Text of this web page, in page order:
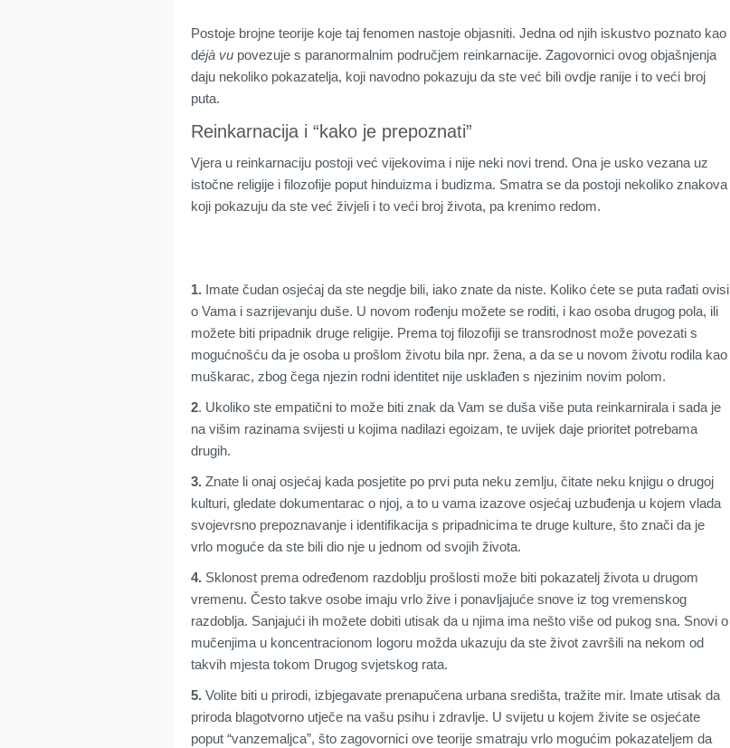
Postoje brojne teorije koje taj fenomen nastoje objasniti. Jedna od njih iskustvo poznato kao
déjà vu povezuje s paranormalnim područjem reinkarnacije. Zagovornici ovog objašnjenja
daju nekoliko pokazatelja, koji navodno pokazuju da ste već bili ovdje ranije i to veći broj
puta.
Reinkarnacija i “kako je prepoznati”
Vjera u reinkarnaciju postoji već vijekovima i nije neki novi trend. Ona je usko vezana uz
istočne religije i filozofije poput hinduizma i budizma. Smatra se da postoji nekoliko znakova
koji pokazuju da ste već živjeli i to veći broj života, pa krenimo redom.
1. Imate čudan osjećaj da ste negdje bili, iako znate da niste. Koliko ćete se puta rađati ovisi
o Vama i sazrijevanju duše. U novom rođenju možete se roditi, i kao osoba drugog pola, ili
možete biti pripadnik druge religije. Prema toj filozofiji se transrodnost može povezati s
mogućnošću da je osoba u prošlom životu bila npr. žena, a da se u novom životu rodila kao
muškarac, zbog čega njezin rodni identitet nije usklađen s njezinim novim polom.
2. Ukoliko ste empatični to može biti znak da Vam se duša više puta reinkarnirala i sada je
na višim razinama svijesti u kojima nadilazi egoizam, te uvijek daje prioritet potrebama
drugih.
3. Znate li onaj osjećaj kada posjetite po prvi puta neku zemlju, čitate neku knjigu o drugoj
kulturi, gledate dokumentarac o njoj, a to u vama izazove osjećaj uzbuđenja u kojem vlada
svojevrsno prepoznavanje i identifikacija s pripadnicima te druge kulture, što znači da je
vrlo moguće da ste bili dio nje u jednom od svojih života.
4. Sklonost prema određenom razdoblju prošlosti može biti pokazatelj života u drugom
vremenu. Često takve osobe imaju vrlo žive i ponavljajuće snove iz tog vremenskog
razdoblja. Sanjajući ih možete dobiti utisak da u njima ima nešto više od pukog sna. Snovi o
mučenjima u koncentracionom logoru možda ukazuju da ste život završili na nekom od
takvih mjesta tokom Drugog svjetskog rata.
5. Volite biti u prirodi, izbjegavate prenapučena urbana središta, tražite mir. Imate utisak da
priroda blagotvorno utječe na vašu psihu i zdravlje. U svijetu u kojem živite se osjećate
poput “vanzemaljca”, što zagovornici ove teorije smatraju vrlo mogućim pokazateljem da